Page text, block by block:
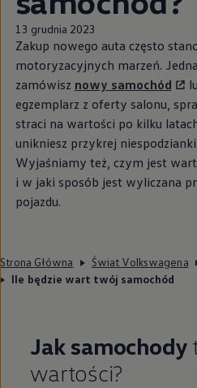
13 grudnia 2023
Zakup nowego auta często
motoryzacyjnych marzeń.
zamówisz nowy samochód
egzemplarz z oferty salonu,
straci na wartości po kilku
unikniesz przykrej
Wyjaśniamy też, czym jest
i w jaki sposób jest wyliczana
pojazdu.
Strona Główna Świat Volkswagena
Ile będzie wart twój samochód
Jak samochody
wartości?